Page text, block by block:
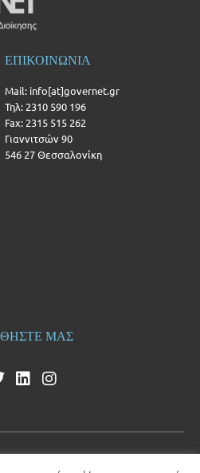
ΕΠΙΚΟΙΝΩΝΙΑ
Mail: info[at]governet.gr
Τηλ: 2310 590 196
Fax: 2315 515 262
Γιαννιτσών 90
546 27 Θεσσαλονίκη
ΜΑΣ